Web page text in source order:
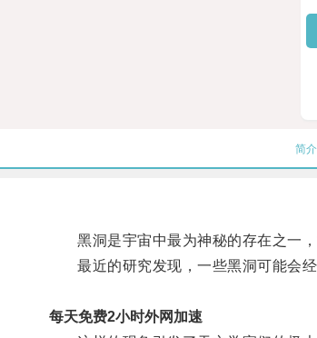
简介
黑洞是宇宙中最为神秘的存在之一，
最近的研究发现，一些黑洞可能会经
每天免费2小时外网加速